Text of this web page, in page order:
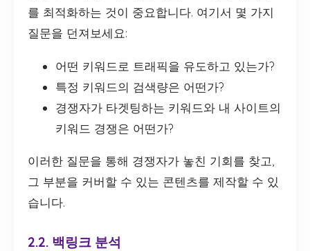
를 최적화하는 것이 중요합니다. 여기서 몇 가지
질문을 던져보세요:
어떤 키워드로 트래픽을 유도하고 있는가?
특정 키워드의 검색량은 어떤가?
경쟁자가 타겟팅하는 키워드와 내 사이트의
키워드 경쟁은 어떤가?
이러한 질문을 통해 경쟁자가 놓친 기회를 찾고,
그 부분을 커버할 수 있는 콘텐츠를 제작할 수 있
습니다.
2.2. 백링크 분석